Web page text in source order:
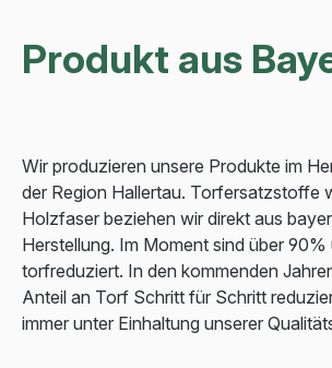
Produkt aus
Wir produzieren unsere Produkte im
der Region Hallertau. Torfersatzstoffe
Holzfaser beziehen wir direkt aus
Herstellung. Im Moment sind über
torfreduziert. In den kommenden
Anteil an Torf Schritt für Schritt
immer unter Einhaltung unserer